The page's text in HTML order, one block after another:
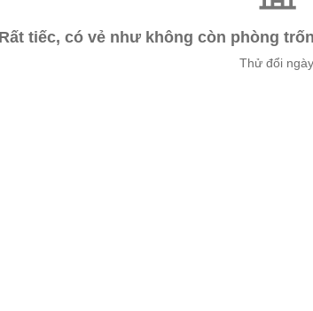
Rất tiếc, có vẻ như không còn phòng
Thử đổi ngày.